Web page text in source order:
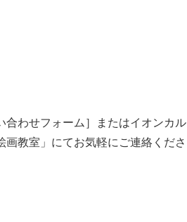
合わせフォーム］またはイオンカル
教室」にてお気軽にご連絡くださ